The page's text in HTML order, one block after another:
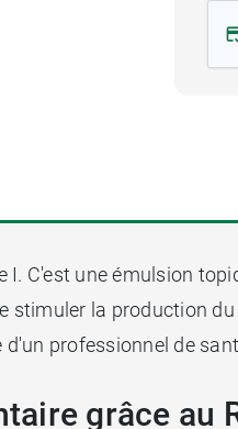
C'est une émulsion
stimuler la production
professionnel de
grâce au